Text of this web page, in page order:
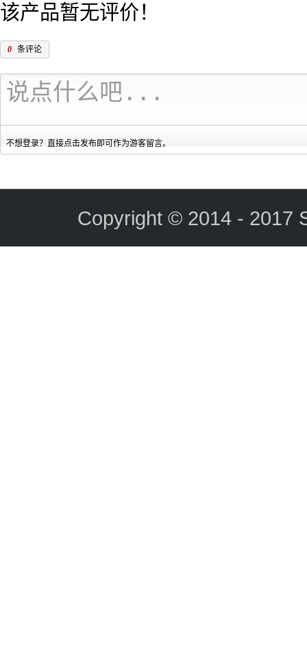
该产品暂无评价！
0 条评论
不想登录？直接点击发布即可作为游客留言。
Copyright © 2014 - 2017